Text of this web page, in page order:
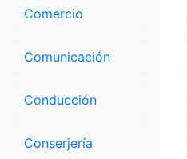
Comercio
Comunicación
Conducción
Conserjería